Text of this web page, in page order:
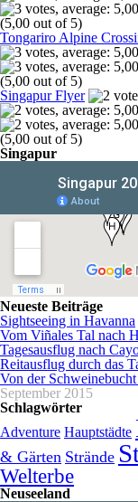
(5,00 out of 5)
Tongariro Alpine
(5,00 out of 5)
Singapur Flyer
(5,00 out of 5)
Singapur
Neueste Beiträge
Sightseeing in Havanna
Vom Viñales Tal nach
Tagesausflug nach
Reitausflug durch das
Von der
September 2015
Schlagwörter
Adventure Hauptstädte
& Gärten Strände
Welterbe
Neuseeland